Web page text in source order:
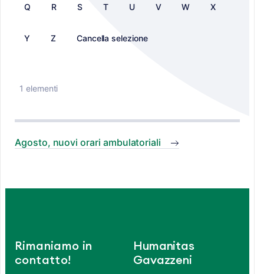
Q R S T U V W X
Y Z Cancella selezione
1 elementi
Agosto, nuovi orari ambulatoriali
Rimaniamo in
contatto!
Humanitas
Gavazzeni